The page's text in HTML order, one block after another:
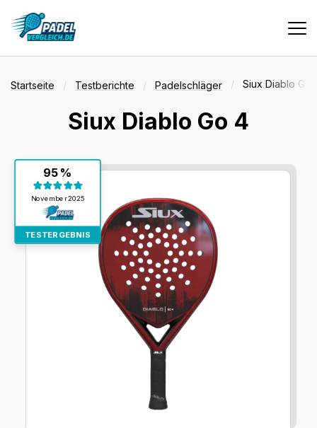
Vergleiche
Deals
Suche
Startseite Testberichte Padelschläger Siux Diablo Go
Siux Diablo Go 4
95 %
November 2025
Testergebnis:
95 %
TESTERGEBNIS